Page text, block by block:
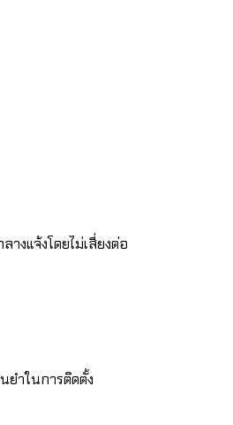
งแจ้งโดยไม่เสี่ยงต่อ
ยำในการติดตั้ง